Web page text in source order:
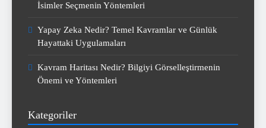
İsimler Seçmenin Yöntemleri
Yapay Zeka Nedir? Temel Kavramlar ve Günlük
Hayattaki Uygulamaları
Kavram Haritası Nedir? Bilgiyi Görselleştirmenin
Önemi ve Yöntemleri
Kategoriler